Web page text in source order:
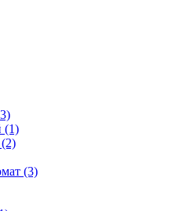
(1)
(2)
(3)